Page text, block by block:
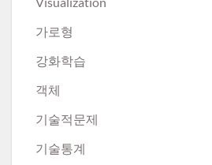
가로형
강화학습
객체
기술적문제
기술통계